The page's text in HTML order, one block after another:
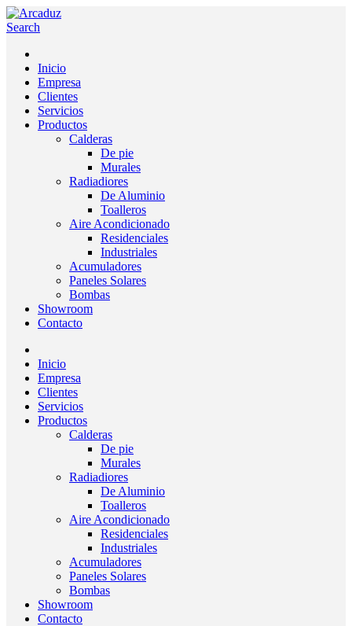
Search
Inicio
Empresa
Clientes
Servicios
Productos
Calderas
De pie
Murales
Radiadiores
De Aluminio
Toalleros
Aire Acondicionado
Residenciales
Industriales
Acumuladores
Paneles Solares
Bombas
Showroom
Contacto
Inicio
Empresa
Clientes
Servicios
Productos
Calderas
De pie
Murales
Radiadiores
De Aluminio
Toalleros
Aire Acondicionado
Residenciales
Industriales
Acumuladores
Paneles Solares
Bombas
Showroom
Contacto